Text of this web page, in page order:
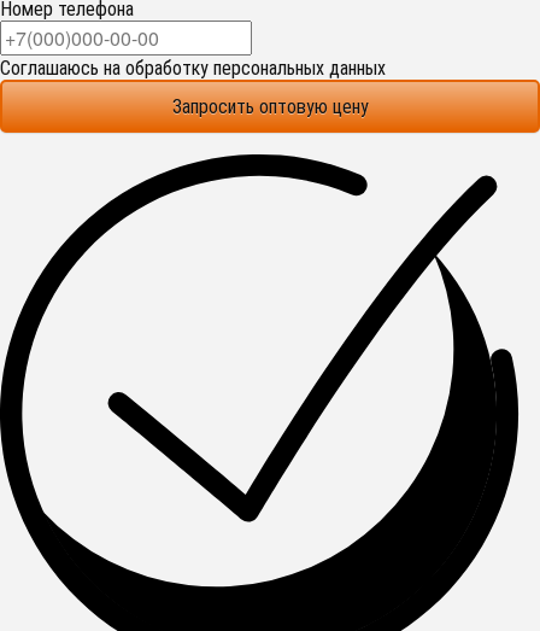
Номер телефона
Соглашаюсь на обработку персональных данных
Запросить оптовую цену